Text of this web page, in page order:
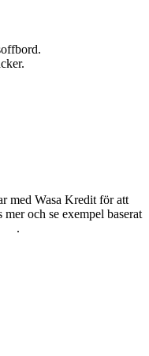
med Wasa Kredit för att
och se exempel baserat
.